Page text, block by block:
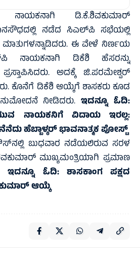
ನಾಯಕನಾಗಿ ಡಿ.ಕೆ.ಶಿವಕುಮಾರ್
ನಡೆದ ಸಿಎಲ್‌ಪಿ ಸಭೆಯಲ್ಲಿ
ಈ ವೇಳೆ ನಿರ್ಣಯ
ನಾಯಕನಾಗಿ ಡಿಕೆಶಿ ಹೆಸರನ್ನು
ಅದಕ್ಕೆ ಜಿ.ಪರಮೇಶ್ವರ್
ಕೊನೆಗೆ ಡಿಕೆಶಿ ಆಯ್ಕೆಗೆ ಶಾಸಕರು ಕೂಡ
ನೀಡಿದರು.ಇದನ್ನೂ ಓದಿ:
ನಾಯಕನಿಗೆ ವಿದಾಯ ಇರಲ್ಲ:
ಹೆಬ್ಬಾಳ್ಕರ್‌ ಭಾವನಾತ್ಮಕ ಪೋಸ್ಟ್
ಬುಧವಾರ ನಡೆಯಲಿರುವ ಸರಳ
ಮುಖ್ಯಮಂತ್ರಿಯಾಗಿ ಪ್ರಮಾಣ
ಇದನ್ನೂ ಓದಿ: ಶಾಸಕಾಂಗ ಪಕ್ಷದ
ಆಯ್ಕೆ